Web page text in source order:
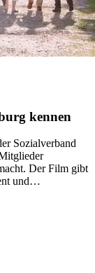
kennen
Sozialverband
Der Film gibt
und…